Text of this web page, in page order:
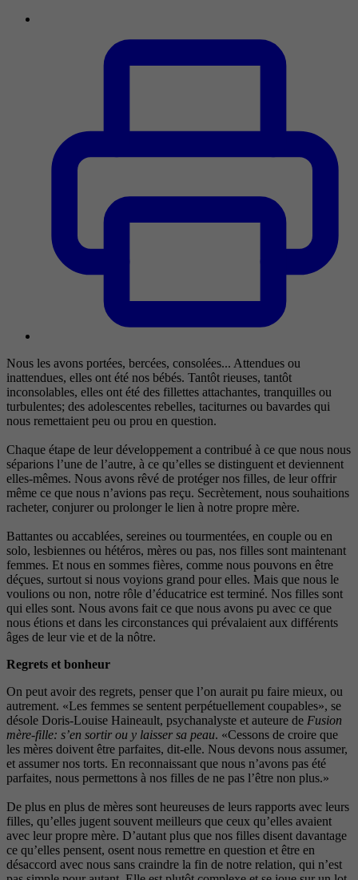
Nous les avons portées, bercées, consolées... Attendues ou
inattendues, elles ont été nos bébés. Tantôt rieuses, tantôt
inconsolables, elles ont été des fillettes attachantes, tranquilles ou
turbulentes; des adolescentes rebelles, taciturnes ou bavardes qui
nous remettaient peu ou prou en question.
Chaque étape de leur développement a contribué à ce que nous nous
séparions l’une de l’autre, à ce qu’elles se distinguent et deviennent
elles-mêmes. Nous avons rêvé de protéger nos filles, de leur offrir
même ce que nous n’avions pas reçu. Secrètement, nous souhaitions
racheter, conjurer ou prolonger le lien à notre propre mère.
Battantes ou accablées, sereines ou tourmentées, en couple ou en
solo, lesbiennes ou hétéros, mères ou pas, nos filles sont maintenant
femmes. Et nous en sommes fières, comme nous pouvons en être
déçues, surtout si nous voyions grand pour elles. Mais que nous le
voulions ou non, notre rôle d’éducatrice est terminé. Nos filles sont
qui elles sont. Nous avons fait ce que nous avons pu avec ce que
nous étions et dans les circonstances qui prévalaient aux différents
âges de leur vie et de la nôtre.
Regrets et bonheur
On peut avoir des regrets, penser que l’on aurait pu faire mieux, ou
autrement. «Les femmes se sentent perpétuellement coupables», se
désole Doris-Louise Haineault, psychanalyste et auteure de Fusion
mère-fille: s’en sortir ou y laisser sa peau. «Cessons de croire que
les mères doivent être parfaites, dit-elle. Nous devons nous assumer,
et assumer nos torts. En reconnaissant que nous n’avons pas été
parfaites, nous permettons à nos filles de ne pas l’être non plus.»
De plus en plus de mères sont heureuses de leurs rapports avec leurs
filles, qu’elles jugent souvent meilleurs que ceux qu’elles avaient
avec leur propre mère. D’autant plus que nos filles disent davantage
ce qu’elles pensent, osent nous remettre en question et être en
désaccord avec nous sans craindre la fin de notre relation, qui n’est